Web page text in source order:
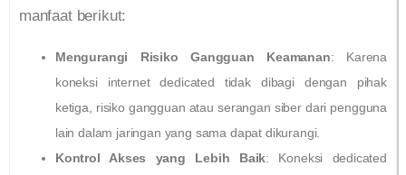
manfaat berikut:
Mengurangi Risiko Gangguan Keamanan: Karena
koneksi internet dedicated tidak dibagi dengan pihak
ketiga, risiko gangguan atau serangan siber dari pengguna
lain dalam jaringan yang sama dapat dikurangi.
Kontrol Akses yang Lebih Baik: Koneksi dedicated